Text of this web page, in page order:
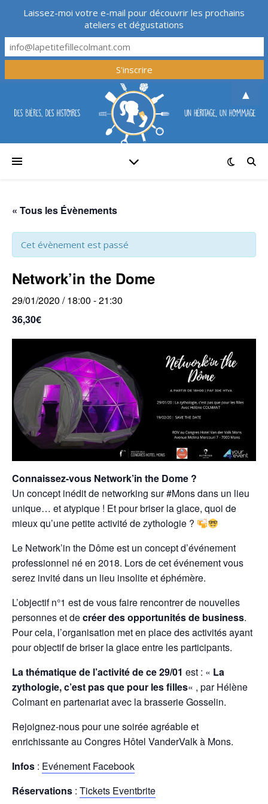
« Tous les Évènements
Cet évènement est passé
Network’in the Dome
29/01/2020 / 18:00 -21:30
36,30€
Connaissez-vous Network’in the Dome ?
Un concept inédit de networking sur #Mons dans un lieu
unique… et atypique ! Et pour briser la glace, quoi de
mieux qu’une petite activité de zythologie ?
Le Network’in the Dôme est un concept d’événement
professionnel né en 2018. Lors de cet événement vous
serez invité dans un lieu insolite et éphémère.
L’objectif n°1 est de vous faire rencontrer de nouvelles
personnes et decréer des opportunités de business.
Pour cela, l’organisation met en place des activités ayant
pour objectif de briser la glace entre les participants.
La thématique de l’activité de ce 29/01 est : « La
zythologie, c’est pas que pour les filles« , par Hélène
Colmant en partenariat avec la brasserie Gosselin.
Rejoignez-nous pour une soirée agréable et
enrichissante au Congres Hôtel VanderValk à Mons.
Infos : Evénement Facebook
Réservations : Tickets Eventbrite
Laissez-moi votre e-mail pour découvrir les prochains
ateliers et dégustations
▲